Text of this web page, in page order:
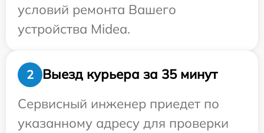
условий ремонта Вашего
устройства Midea.
2
Выезд курьера за 35 минут
Сервисный инженер приедет по
указанному адресу для проверки